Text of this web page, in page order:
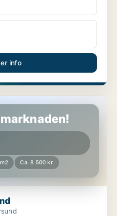
info
Ca. 8 500 kr.